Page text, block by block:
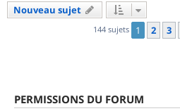
Nouveau sujet
144 sujets 1 2 3
PERMISSIONS DU FORUM